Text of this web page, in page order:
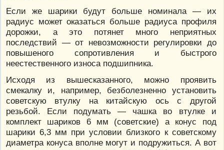
Если же шарики будут больше номинала — их
радиус может оказаться больше радиуса профиля
дорожки, а это потянет много неприятных
последствий — от невозможности регулировки до
повышеного сопротивления и быстрого
неестественного износа подшипника.
Исходя из вышесказанного, можно проявить
смекалку и, например, безболезненно установить
советскую втулку на китайскую ось с другой
резьбой. Если подумать — чашка во втулке и
комплект шариков 6 мм (советские) а конус под
шарики 6,3 мм при условии близкого к советскому
диаметра конуса вполне могут и подружиться. А вот